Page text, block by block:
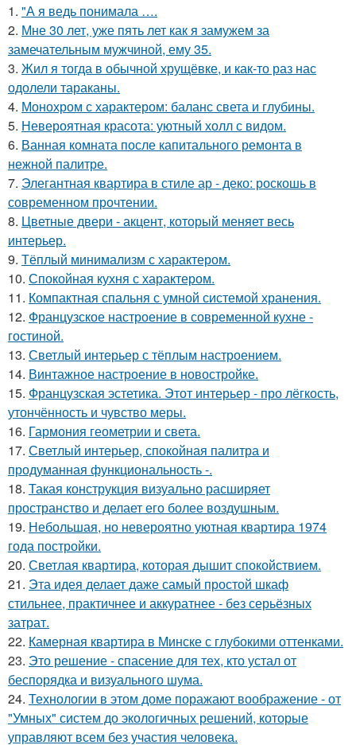
1. "А я ведь понимала ….
2. Мне 30 лет, уже пять лет как я замужем за
замечательным мужчиной, ему 35.
3. Жил я тогда в обычной хрущёвке, и как-то раз нас
одолели тараканы.
4. Монохром с характером: баланс света и глубины.
5. Невероятная красота: уютный холл с видом.
6. Ванная комната после капитального ремонта в
нежной палитре.
7. Элегантная квартира в стиле ар - деко: роскошь в
современном прочтении.
8. Цветные двери - акцент, который меняет весь
интерьер.
9. Тёплый минимализм с характером.
10. Спокойная кухня с характером.
11. Компактная спальня с умной системой хранения.
12. Французское настроение в современной кухне -
гостиной.
13. Светлый интерьер с тёплым настроением.
14. Винтажное настроение в новостройке.
15. Французская эстетика. Этот интерьер - про лёгкость,
утончённость и чувство меры.
16. Гармония геометрии и света.
17. Светлый интерьер, спокойная палитра и
продуманная функциональность -.
18. Такая конструкция визуально расширяет
пространство и делает его более воздушным.
19. Небольшая, но невероятно уютная квартира 1974
года постройки.
20. Светлая квартира, которая дышит спокойствием.
21. Эта идея делает даже самый простой шкаф
стильнее, практичнее и аккуратнее - без серьёзных
затрат.
22. Камерная квартира в Минске с глубокими оттенками.
23. Это решение - спасение для тех, кто устал от
беспорядка и визуального шума.
24. Технологии в этом доме поражают воображение - от
"Умных" систем до экологичных решений, которые
управляют всем без участия человека.